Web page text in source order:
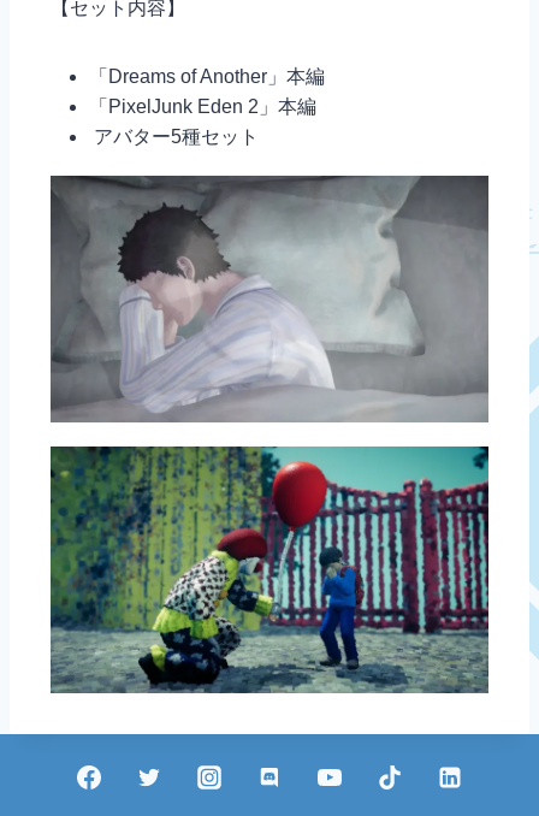
【セット内容】
「Dreams of Another」本編
「PixelJunk Eden 2」本編
アバター5種セット